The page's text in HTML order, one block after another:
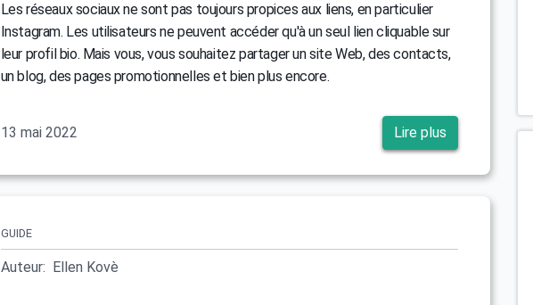
Les réseaux sociaux ne sont pas toujours propices aux liens, en particulier
Instagram. Les utilisateurs ne peuvent accéder qu'à un seul lien cliquable sur
leur profil bio. Mais vous, vous souhaitez partager un site Web, des contacts,
un blog, des pages promotionnelles et bien plus encore.
13 mai 2022 Lire plus
GUIDE
Auteur: Ellen Kovè